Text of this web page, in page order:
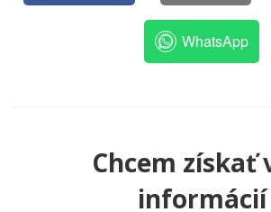
WhatsApp
Chcem získať
informácií